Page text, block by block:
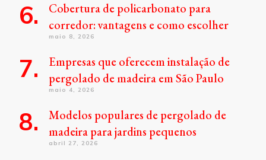
Cobertura de policarbonato para
corredor: vantagens e como escolher
maio 8, 2026
Empresas que oferecem instalação de
pergolado de madeira em São Paulo
maio 4, 2026
Modelos populares de pergolado de
madeira para jardins pequenos
abril 27, 2026